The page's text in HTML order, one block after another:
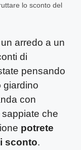
lo sconto del
arredo a un
di
pensando
giardino
con
che
potrete
sconto.